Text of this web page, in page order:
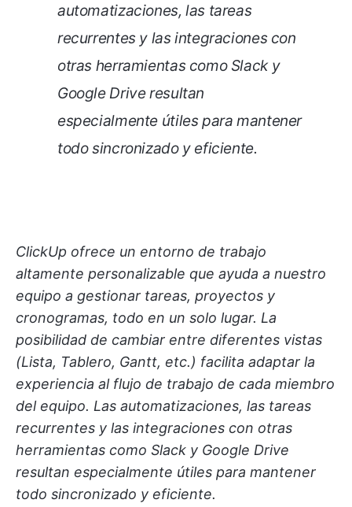
automatizaciones, las tareas
recurrentes y las integraciones con
otras herramientas como Slack y
Google Drive resultan
especialmente útiles para mantener
todo sincronizado y eficiente.
ClickUp ofrece un entorno de trabajo
altamente personalizable que ayuda a nuestro
equipo a gestionar tareas, proyectos y
cronogramas, todo en un solo lugar. La
posibilidad de cambiar entre diferentes vistas
(Lista, Tablero, Gantt, etc.) facilita adaptar la
experiencia al flujo de trabajo de cada miembro
del equipo. Las automatizaciones, las tareas
recurrentes y las integraciones con otras
herramientas como Slack y Google Drive
resultan especialmente útiles para mantener
todo sincronizado y eficiente.